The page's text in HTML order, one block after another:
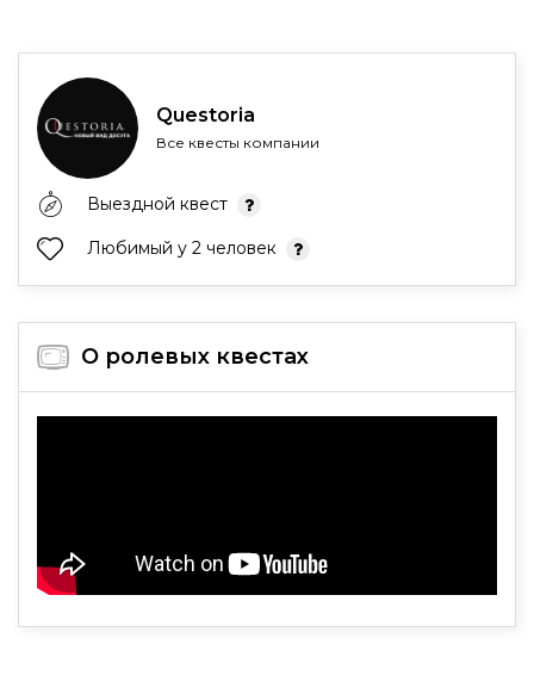
Questoria
Все квесты компании
Выездной квест
Любимый у 2 человек
О ролевых квестах